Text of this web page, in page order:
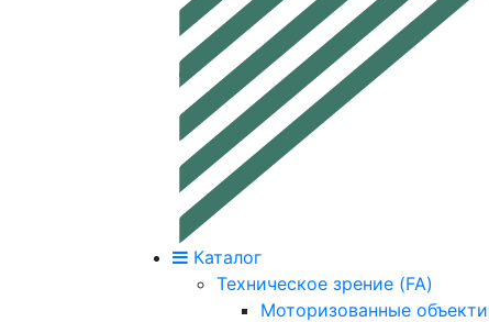
Каталог
Техническое зрение (FA)
Моторизованные